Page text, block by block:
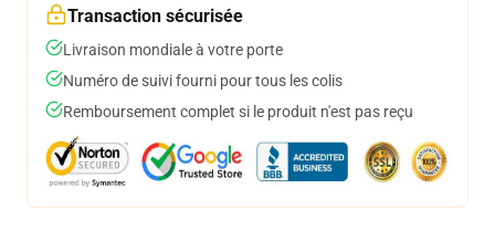
Transaction sécurisée
Livraison mondiale à votre porte
Numéro de suivi fourni pour tous les colis
Remboursement complet si le produit n'est pas reçu